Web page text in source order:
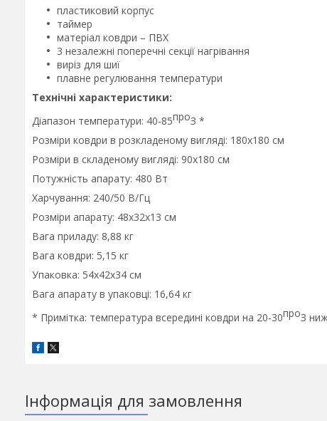
пластиковий корпус
таймер
матеріал ковдри – ПВХ
3 незалежні поперечні секції нагрівання
виріз для шиї
плавне регулювання температури
Технічні характеристики:
Діапазон температури: 40-85проЗ *
Розміри ковдри в розкладеному вигляді: 180х180 см
Розміри в складеному вигляді: 90х180 см
Потужність апарату: 480 Вт
Харчування: 240/50 В/Гц
Розміри апарату: 48х32х13 см
Вага приладу: 8,88 кг
Вага ковдри: 5,15 кг
Упаковка: 54х42х34 см
Вага апарату в упаковці: 16,64 кг
* Примітка: температура всередині ковдри на 20-30проЗ
Інформація для замовлення